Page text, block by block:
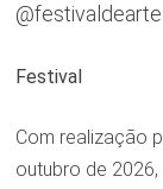
Festival
Com realização
outubro de